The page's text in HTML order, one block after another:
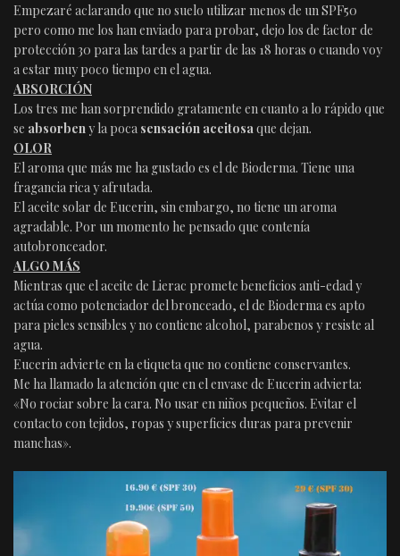
Empezaré aclarando que no suelo utilizar menos de un SPF50
pero como me los han enviado para probar, dejo los de factor de
protección 30 para las tardes a partir de las 18 horas o cuando voy
a estar muy poco tiempo en el agua.
ABSORCIÓN
Los tres me han sorprendido gratamente en cuanto a lo rápido que
se absorbeny la poca sensación aceitosaque dejan.
OLOR
El aroma que más me ha gustado es el de Bioderma. Tiene una
fragancia rica y afrutada.
El aceite solar de Eucerin, sin embargo, no tiene un aroma
agradable. Por un momento he pensado que contenía
autobronceador.
ALGO MÁS
Mientras que el aceite de Lierac promete beneficios anti-edad y
actúa como potenciador del bronceado, el de Bioderma es apto
para pieles sensibles y no contiene alcohol, parabenos y resiste al
agua.
Eucerin advierte en la etiqueta que no contiene conservantes.
Me ha llamado la atención que en el envase de Eucerin advierta:
«No rociar sobre la cara. No usar en niños pequeños. Evitar el
contacto con tejidos, ropas y superficies duras para prevenir
manchas».